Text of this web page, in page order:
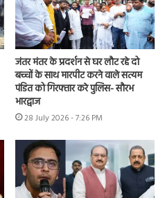
जंतर मंतर के प्रदर्शन से घर लौट रहे दो
बच्चों के साथ मारपीट करने वाले सत्यम
पंडित को गिरफ्तार करे पुलिस- सौरभ
भारद्वाज
28 July 2026 - 7:26 PM